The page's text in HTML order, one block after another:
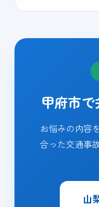
甲府市
お悩みの内容
合った交通事
山